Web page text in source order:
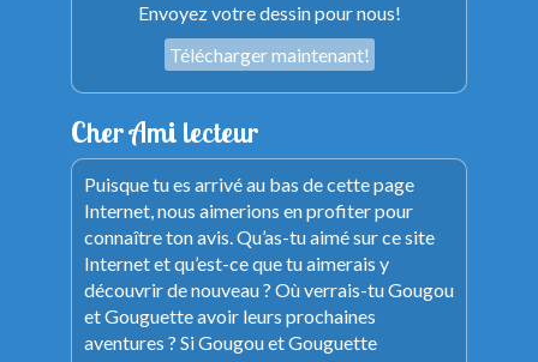
Envoyez votre dessin pour nous!
Télécharger maintenant!
Cher Ami lecteur
Puisque tu es arrivé au bas de cette page
Internet, nous aimerions en profiter pour
connaître ton avis. Qu’as-tu aimé sur ce site
Internet et qu’est-ce que tu aimerais y
découvrir de nouveau ? Où verrais-tu Gougou
et Gouguette avoir leurs prochaines
aventures ? Si Gougou et Gouguette